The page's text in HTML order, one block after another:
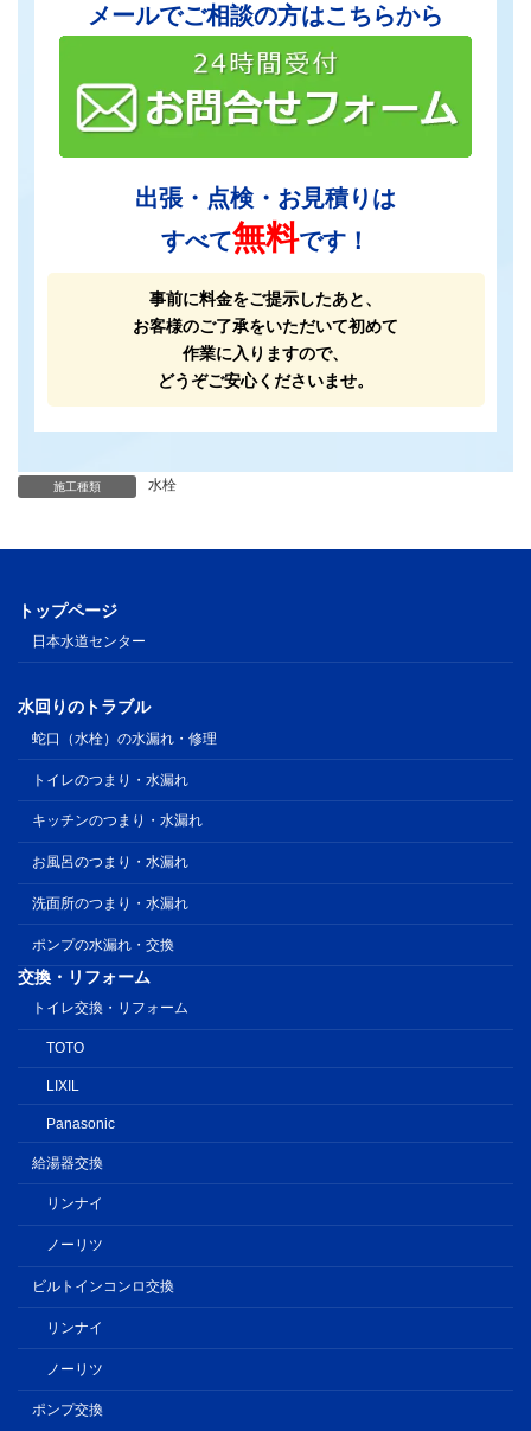
メールでご相談の方はこちらから
出張・点検・お見積りは
すべて無料です！
事前に料金をご提示したあと、
お客様のご了承をいただいて初めて
作業に入りますので、
どうぞご安心くださいませ。
施工種類 水栓
トップページ
日本水道センター
水回りのトラブル
蛇口（水栓）の水漏れ・修理
トイレのつまり・水漏れ
キッチンのつまり・水漏れ
お風呂のつまり・水漏れ
洗面所のつまり・水漏れ
ポンプの水漏れ・交換
交換・リフォーム
トイレ交換・リフォーム
TOTO
LIXIL
Panasonic
給湯器交換
リンナイ
ノーリツ
ビルトインコンロ交換
リンナイ
ノーリツ
ポンプ交換